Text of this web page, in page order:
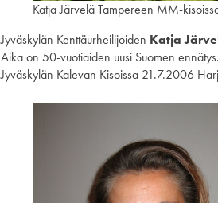
Katja Järvelä Tampereen MM-
Jyväskylän Kenttäurheilijoiden Katja
Aika on 50-vuotiaiden uusi Suomen
Jyväskylän Kalevan Kisoissa 21.7.2006